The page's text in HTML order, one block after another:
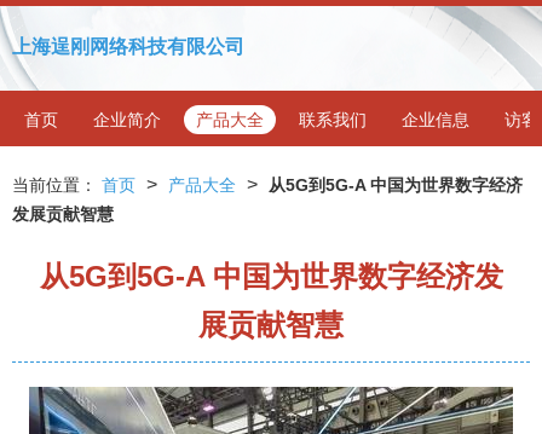
上海逞刚网络科技有限公司
首页 企业简介 产品大全 联系我们 企业信息 访客
当前位置： 首页 > 产品大全 >
从5G到5G-A 中国为世界数字经济
发展贡献智慧
从5G到5G-A 中国为世界数字经济发
展贡献智慧